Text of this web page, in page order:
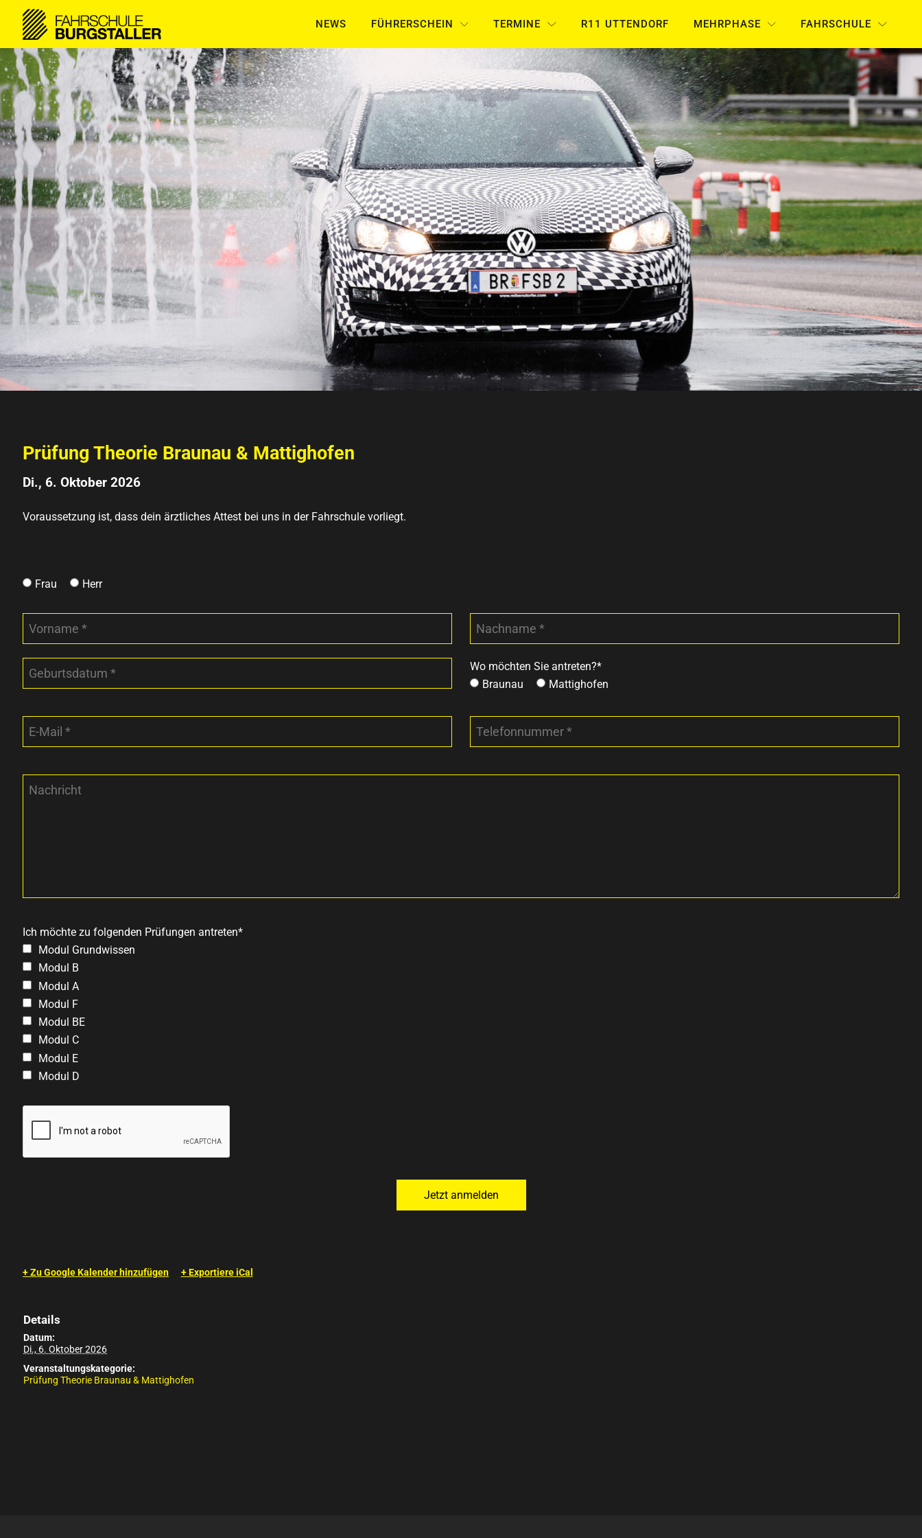
NEWS FÜHRERSCHEIN TERMINE R11 UTTENDORF MEHRPHASE FAHRSCHULE
Prüfung Theorie Braunau & Mattighofen
Di., 6. Oktober 2026
Voraussetzung ist, dass dein ärztliches Attest bei uns in der Fahrschule vorliegt.
Frau Herr
Wo möchten Sie antreten?*
Braunau
Mattighofen
Ich möchte zu folgenden Prüfungen antreten*
Modul Grundwissen
Modul B
Modul A
Modul F
Modul BE
Modul C
Modul E
Modul D
+ Zu Google Kalender hinzufügen + Exportiere iCal
Details
Datum:
Di., 6. Oktober 2026
Veranstaltungskategorie:
Prüfung Theorie Braunau & Mattighofen